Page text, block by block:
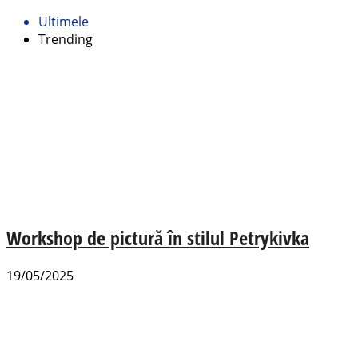
Ultimele
Trending
Workshop de pictură în stilul Petrykivka
19/05/2025